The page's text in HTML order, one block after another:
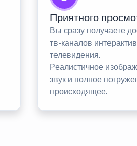
Приятного
Вы сразу получаете
тв-каналов
телевидения.
Реалистичное
звук и полное
происходящее.